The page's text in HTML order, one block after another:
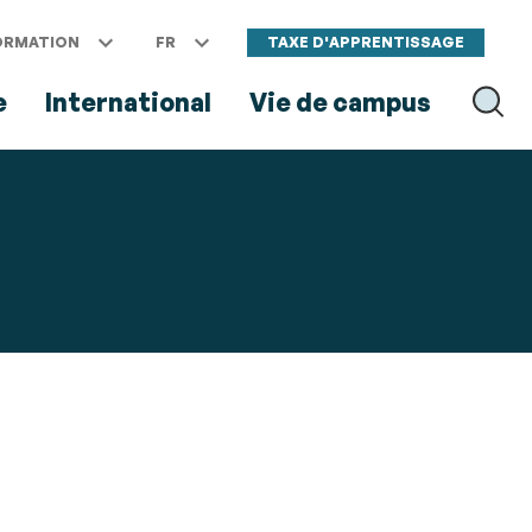
FR TAXE D'APPRENTISSAGE
International Vie de campus